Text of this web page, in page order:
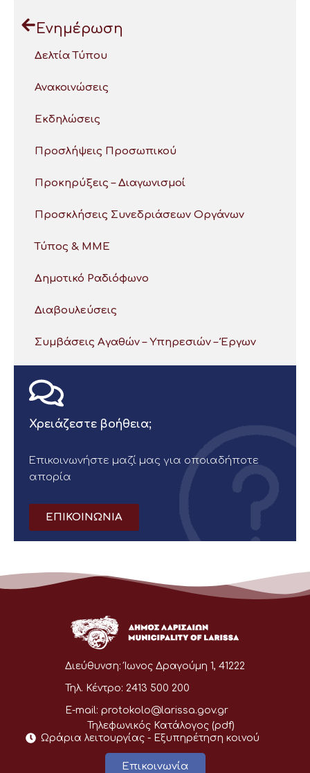
Ενημέρωση
Δελτία Τύπου
Ανακοινώσεις
Εκδηλώσεις
Προσλήψεις Προσωπικού
Προκηρύξεις – Διαγωνισμοί
Προσκλήσεις Συνεδριάσεων Οργάνων
Τύπος & ΜΜΕ
Δημοτικό Ραδιόφωνο
Διαβουλεύσεις
Συμβάσεις Αγαθών – Υπηρεσιών – Έργων
Χρειάζεστε βοήθεια;
Επικοινωνήστε μαζί μας για οποιαδήποτε
απορία
ΕΠΙΚΟΙΝΩΝΙΑ
Διεύθυνση: Ίωνος Δραγούμη 1, 41222
Τηλ. Κέντρο: 2413 500 200
E-mail: protokolo@larissa.gov.gr
Τηλεφωνικός Κατάλογος (pdf)
Ωράρια λειτουργίας - Eξυπηρέτηση κοινού
Επικοινωνία